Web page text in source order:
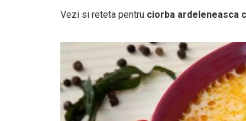
Vezi si reteta pentru ciorba ardeleneasca